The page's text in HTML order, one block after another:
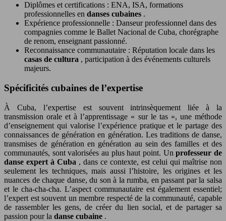
Diplômes et certifications : ENA, ISA, formations
professionnelles en danses cubaines .
Expérience professionnelle : Danseur professionnel dans des
compagnies comme le Ballet Nacional de Cuba, chorégraphe
de renom, enseignant passionné.
Reconnaissance communautaire : Réputation locale dans les
casas de cultura , participation à des événements culturels
majeurs.
Spécificités cubaines de l’expertise
À Cuba, l’expertise est souvent intrinsèquement liée à la
transmission orale et à l’apprentissage « sur le tas », une méthode
d’enseignement qui valorise l’expérience pratique et le partage des
connaissances de génération en génération. Les traditions de danse,
transmises de génération en génération au sein des familles et des
communautés, sont valorisées au plus haut point. Unprofesseur de
danse expert à Cuba , dans ce contexte, est celui qui maîtrise non
seulement les techniques, mais aussi l’histoire, les origines et les
nuances de chaque danse, du son à la rumba, en passant par la salsa
et le cha-cha-cha. L’aspect communautaire est également essentiel;
l’expert est souvent un membre respecté de la communauté, capable
de rassembler les gens, de créer du lien social, et de partager sa
passion pour la danse cubaine .